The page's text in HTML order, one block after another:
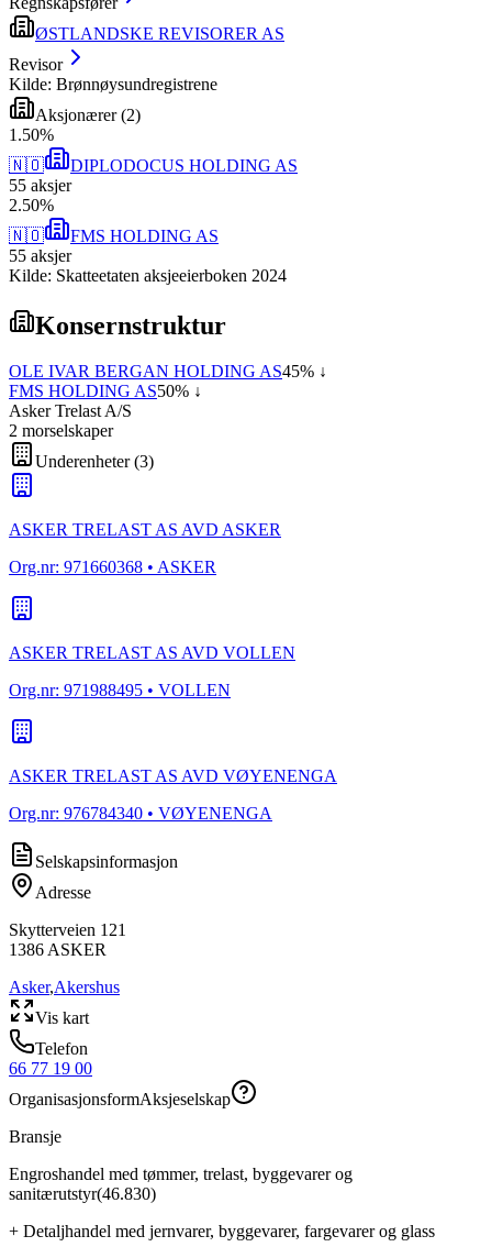
ØSTLANDSKE REVISORER AS
Revisor
Kilde: Brønnøysundregistrene
Aksjonærer(2)
1 .50%
🇳🇴
DIPLODOCUS HOLDING AS
55 aksjer
2.50%
🇳🇴
FMS HOLDING AS
55 aksjer
Kilde: Skatteetaten aksjeeierboken 2024
Konsernstruktur
OLE IVAR BERGAN HOLDING AS45% ↓
FMS HOLDING AS50% ↓
Asker Trelast A/S
2 morselskaper
Underenheter(3)
ASKER TRELAST AS AVD ASKER
Org.nr: 971660368 • ASKER
ASKER TRELAST AS AVD VOLLEN
Org.nr: 971988495 • VOLLEN
ASKER TRELAST AS AVD VØYENENGA
Org.nr: 976784340 • VØYENENGA
Selskapsinformasjon
Adresse
Skytterveien 121
1386ASKER
Asker,Akershus
Vis kart
Telefon
66 77 19 00
OrganisasjonsformAksjeselskap
Bransje
Engroshandel med tømmer, trelast, byggevarer og
sanitærutstyr(46.830)
+ Detaljhandel med jernvarer, byggevarer, fargevarer og glass